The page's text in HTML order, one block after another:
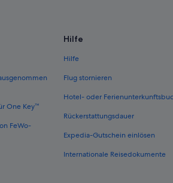
One Key™
FeWo-
Hilfe
Hilfe
Flug stornieren
Hotel- oder
Rückerstattungsdauer
Expedia-Gutschein einlösen
Internationale Reisedokumente